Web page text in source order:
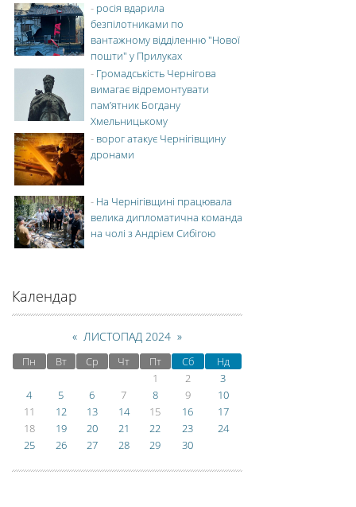
- росія вдарила
безпілотниками по
вантажному відділенню "Нової
пошти" у Прилуках
- Громадськість Чернігова
вимагає відремонтувати
пам’ятник Богдану
Хмельницькому
- ворог атакує Чернігівщину
дронами
- На Чернігівщині працювала
велика дипломатична команда
на чолі з Андрієм Сибігою
Календар
« ЛИСТОПАД 2024 »
Пн Вт Ср Чт Пт Сб
Нд
1
2
3
4
5 6 7 8 9
10
11
12 13 14 15 16
17
18
19 20 21 22 23
24
25
26 27 28 29 30